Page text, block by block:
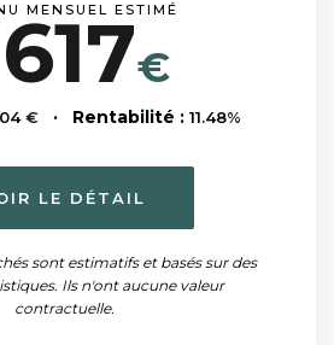
MENSUEL ESTIMÉ
€
€· Rentabilité : 11.48%
LE DÉTAIL
sont estimatifs et basés sur des
Ils n'ont aucune valeur
contractuelle.